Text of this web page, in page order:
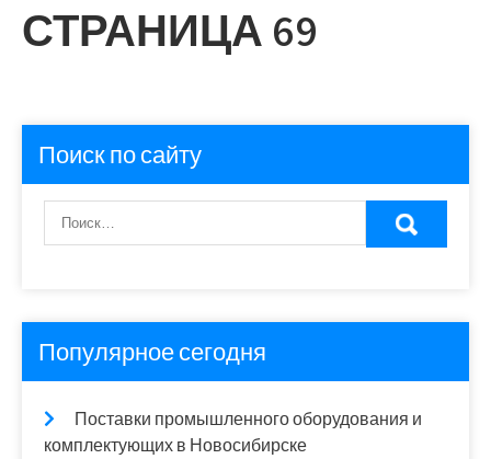
СТРАНИЦА 69
Поиск по сайту
Популярное сегодня
Поставки промышленного оборудования и
комплектующих в Новосибирске